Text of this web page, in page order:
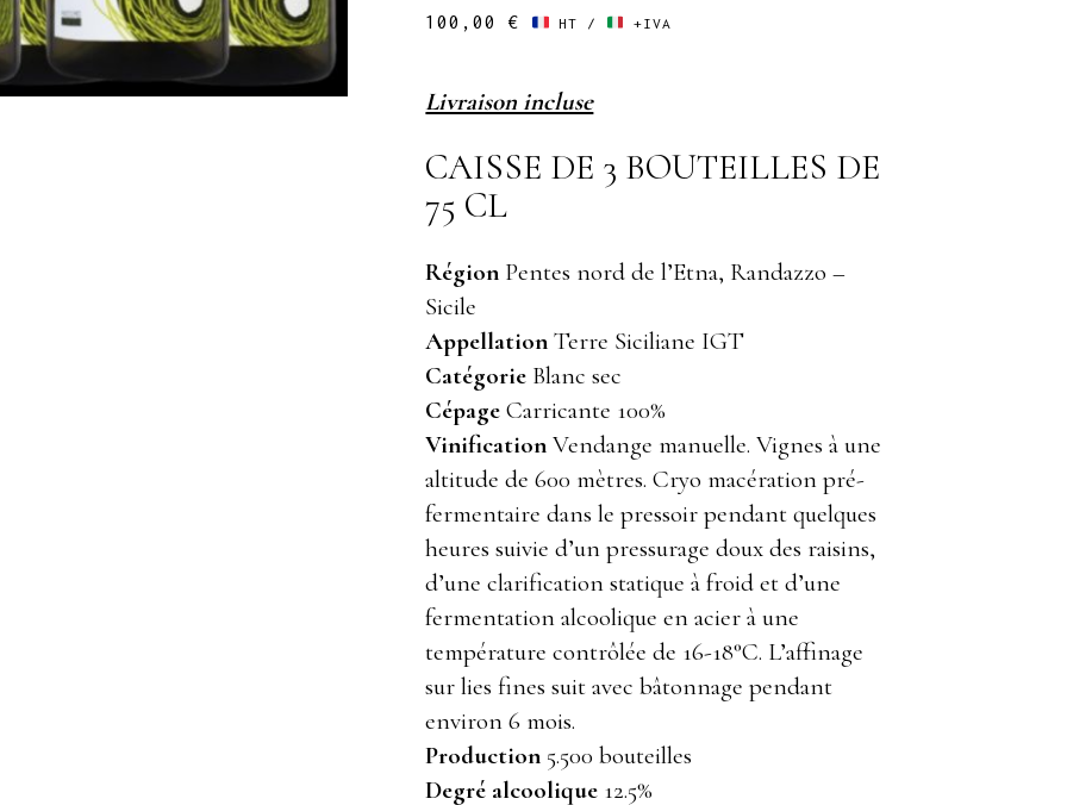
100,00 € HT / +IVA
Livraison incluse
CAISSE DE 3 BOUTEILLES DE
75 CL
Région Pentes nord de l’Etna, Randazzo –
Sicile
Appellation Terre Siciliane IGT
Catégorie Blanc sec
Cépage Carricante 100%
Vinification Vendange manuelle. Vignes à une
altitude de 600 mètres. Cryo macération pré-
fermentaire dans le pressoir pendant quelques
heures suivie d’un pressurage doux des raisins,
d’une clarification statique à froid et d’une
fermentation alcoolique en acier à une
température contrôlée de 16-18°C. L’affinage
sur lies fines suit avec bâtonnage pendant
environ 6 mois.
Production 5.500 bouteilles
Degré alcoolique 12.5%